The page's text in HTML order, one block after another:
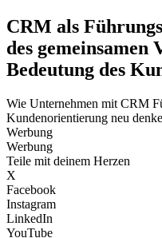
CRM als
des gemeinsamen
Bedeutung des
Wie Unternehmen mit CRM
Kundenorientierung neu
Werbung
Werbung
Teile mit deinem Herzen
X
Facebook
Instagram
LinkedIn
YouTube